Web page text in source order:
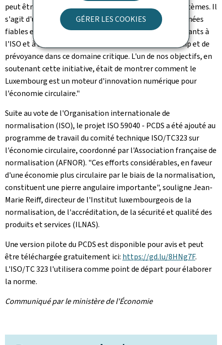
GÉRER LES COOKIES
peut être facilement interfacée avec leurs propres systèmes. Il
s'agit d'une avancée majeure dans la fourniture de données
fiables et faciles à échanger. Nous sommes reconnaissants à
l'ISO et à ses membres d'avoir fait preuve de leadership et de
prévoyance dans ce domaine critique. L'un de nos objectifs, en
soutenant cette initiative, était de montrer comment le
Luxembourg est un moteur d'innovation numérique pour
l'économie circulaire."
Suite au vote de l'Organisation internationale de
normalisation (ISO), le projet ISO 59040 - PCDS a été ajouté au
programme de travail du comité technique ISO/TC323 sur
l'économie circulaire, coordonné par l'Association française de
normalisation (AFNOR). "Ces efforts considérables, en faveur
d'une économie plus circulaire par le biais de la normalisation,
constituent une pierre angulaire importante", souligne Jean-
Marie Reiff, directeur de l'Institut luxembourgeois de la
normalisation, de l'accréditation, de la sécurité et qualité des
produits et services (ILNAS).
Une version pilote du PCDS est disponible pour avis et peut
être téléchargée gratuitement ici: https://gd.lu/8HNg7F.
L'ISO/TC 323 l'utilisera comme point de départ pour élaborer
la norme.
Communiqué par le ministère de l'Économie